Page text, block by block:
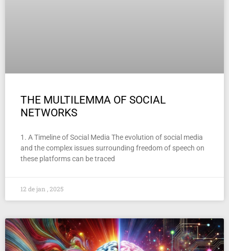
THE MULTILEMMA OF SOCIAL
NETWORKS
1. A Timeline of Social Media The evolution of social media
and the complex issues surrounding freedom of speech on
these platforms can be traced
12 de jan , 2025